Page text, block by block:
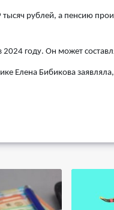
рублей, а пенсию
году. Он может
Елена Бибикова